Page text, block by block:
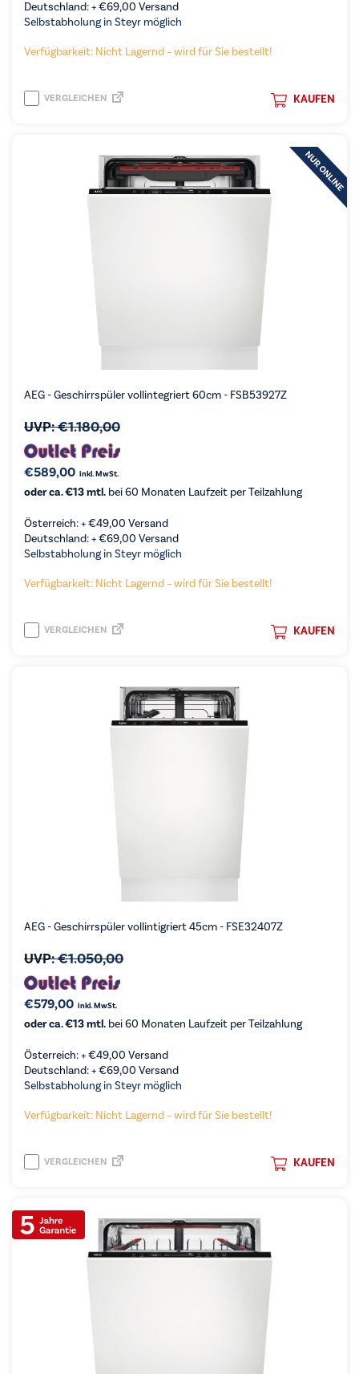
Deutschland: +€69,00 Versand
Selbstabholung in Steyr möglich
Verfügbarkeit: Nicht Lagernd – wird für Sie bestellt!
KAUFEN
VERGLEICHEN
AEG - Geschirrspüler vollintegriert 60cm - FSB53927Z
UVP:€1.180,00
€589,00 inkl. MwSt.
oder ca. €13 mtl. bei 60 Monaten Laufzeit per Teilzahlung
Österreich: +€49,00 Versand
Deutschland: +€69,00 Versand
Selbstabholung in Steyr möglich
Verfügbarkeit: Nicht Lagernd – wird für Sie bestellt!
KAUFEN
VERGLEICHEN
AEG - Geschirrspüler vollintigriert 45cm - FSE32407Z
UVP:€1.050,00
€579,00 inkl. MwSt.
oder ca. €13 mtl. bei 60 Monaten Laufzeit per Teilzahlung
Österreich: +€49,00 Versand
Deutschland: +€69,00 Versand
Selbstabholung in Steyr möglich
Verfügbarkeit: Nicht Lagernd – wird für Sie bestellt!
KAUFEN
VERGLEICHEN